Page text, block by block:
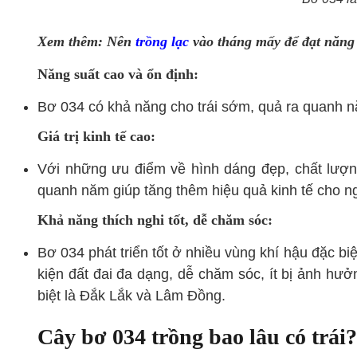
Xem thêm: Nên trồng lạc vào tháng mấy để đạt
Năng suất cao và ổn định:
Bơ 034 có khả năng cho trái sớm, quả ra quanh
Giá trị kinh tế cao:
Với những ưu điểm về hình dáng đẹp, chất
quanh năm giúp tăng thêm hiệu quả kinh tế cho
Khả năng thích nghi tốt, dễ chăm sóc:
Bơ 034 phát triển tốt ở nhiều vùng khí hậu đặc
kiện đất đai đa dạng, dễ chăm sóc, ít bị ảnh
biệt là Đắk Lắk và Lâm Đồng.
Cây bơ 034 trồng bao lâu có trái?